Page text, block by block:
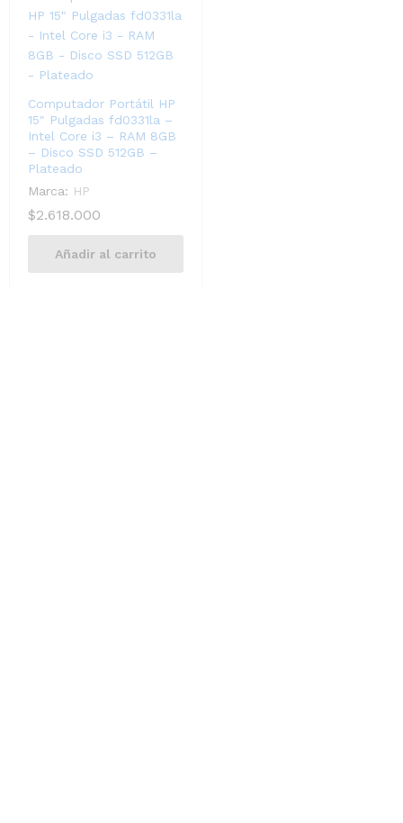
Computador Portátil HP
15″ Pulgadas fd0331la –
Intel Core i3 – RAM 8GB
– Disco SSD 512GB –
Plateado
Marca: HP
$2.618.000
Añadir al carrito